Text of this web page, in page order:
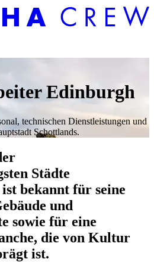
Edinburgh
technischen Dienstleistungen und
Schottlands.
Städte
bekannt für seine
und
sowie für eine
die von Kultur
ist.